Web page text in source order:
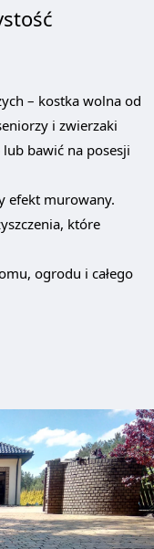
– kostka wolna od
i zwierzaki
bawić na posesji
efekt murowany.
które
ogrodu i całego